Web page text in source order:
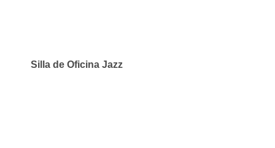
Silla de Oficina Jazz